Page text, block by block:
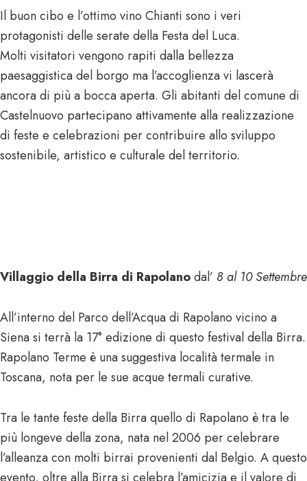
Il buon cibo e l’ottimo vino Chianti sono i veri
protagonisti delle serate della Festa del Luca.
Molti visitatori vengono rapiti dalla bellezza
paesaggistica del borgo ma l’accoglienza vi lascerà
ancora di più a bocca aperta. Gli abitanti del comune di
Castelnuovo partecipano attivamente alla realizzazione
di feste e celebrazioni per contribuire allo sviluppo
sostenibile, artistico e culturale del territorio.
Villaggio della Birra di Rapolanodal’ 8 al 10 Settembre
All’interno del Parco dell’Acqua di Rapolano vicino a
Siena si terrà la 17° edizione di questo festival della Birra.
Rapolano Terme è una suggestiva località termale in
Toscana, nota per le sue acque termali curative.
Tra le tante feste della Birra quello di Rapolano è tra le
più longeve della zona, nata nel 2006 per celebrare
l’alleanza con molti birrai provenienti dal Belgio. A questo